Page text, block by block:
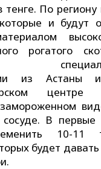
По региону
и будут
рогатого
из
сосуде. В первые
10-11
будет